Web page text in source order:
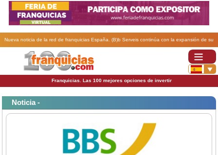
Nueva noticia de la red de franquicias España. (B)b Serveis continúa con la expansión de su
franquicia con 4 nuevas delegaciones..
Franquicias. Las 100 mejores opciones de invertir
Noticia -